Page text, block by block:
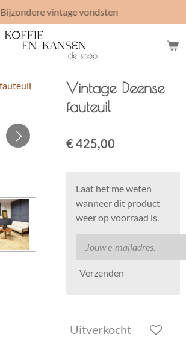
Bijzondere vintage vondsten
Vintage Deense
fauteuil
€ 425,00
Laat het me weten
wanneer dit product
weer op voorraad is.
Verzenden
Uitverkocht